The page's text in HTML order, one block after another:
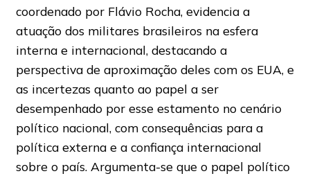
coordenado por Flávio Rocha, evidencia a
atuação dos militares brasileiros na esfera
interna e internacional, destacando a
perspectiva de aproximação deles com os EUA, e
as incertezas quanto ao papel a ser
desempenhado por esse estamento no cenário
político nacional, com consequências para a
política externa e a confiança internacional
sobre o país. Argumenta-se que o papel político